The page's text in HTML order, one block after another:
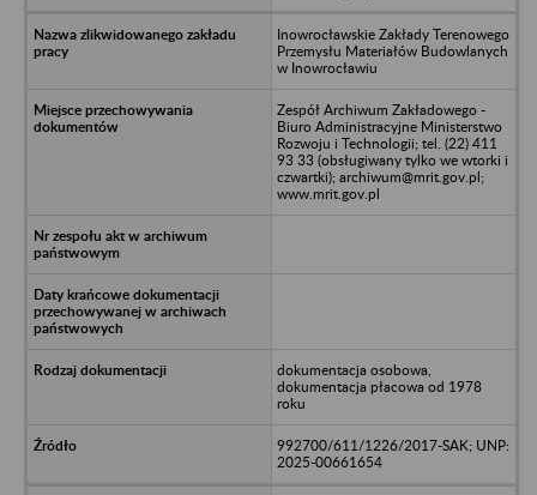
Inowrocławskie Zakłady Terenowego
Przemysłu Materiałów Budowlanych
w Inowrocławiu
Zespół Archiwum Zakładowego -
Biuro Administracyjne Ministerstwo
Rozwoju i Technologii; tel. (22) 411
93 33 (obsługiwany tylko we wtorki i
czwartki); archiwum@mrit.gov.pl;
www.mrit.gov.pl
dokumentacja osobowa,
dokumentacja płacowa od 1978
roku
992700/611/1226/2017-SAK; UNP:
2025-00661654